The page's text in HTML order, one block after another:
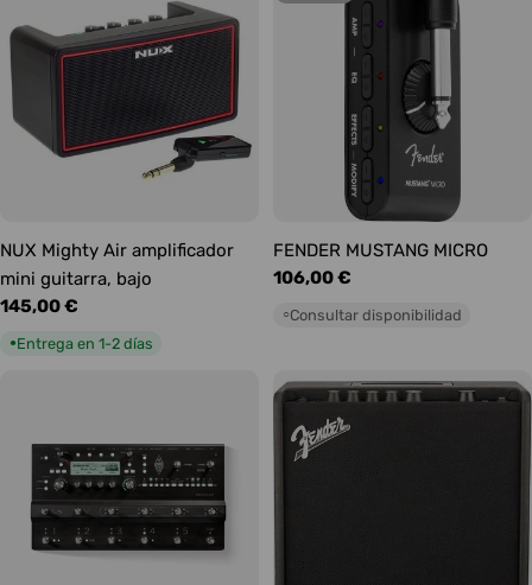
NUX Mighty Air amplificador
mini guitarra, bajo
Precio
145,00 €
●Entrega en 1-2 días
FENDER MUSTANG MICRO
Precio
106,00 €
○Consultar disponibilidad